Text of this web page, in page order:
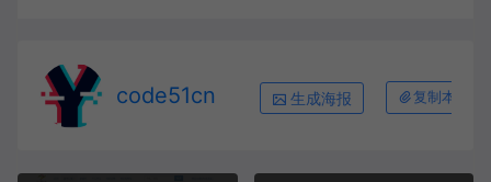
code51cn 生成海报 复制本文链